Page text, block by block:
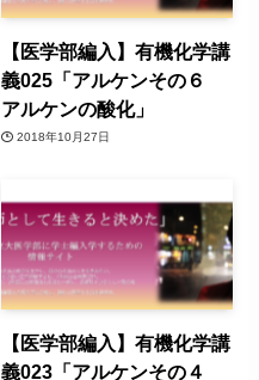
【医学部編入】有機化学講
義025「アルケンその６
アルケンの酸化」
2018年10月27日
【医学部編入】有機化学講
義023「アルケンその４